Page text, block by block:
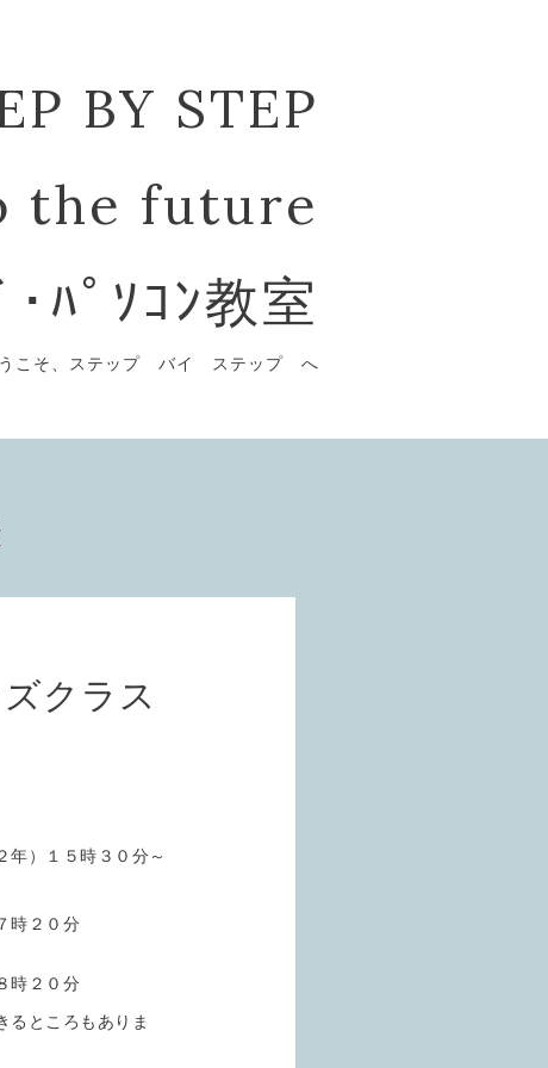
BY STEP
the future
ﾊﾟｿｺﾝ教室
こそ、ステップ バイ ステップ へ
クラス
年）１５時３０分～
時２０分
時２０分
るところもありま